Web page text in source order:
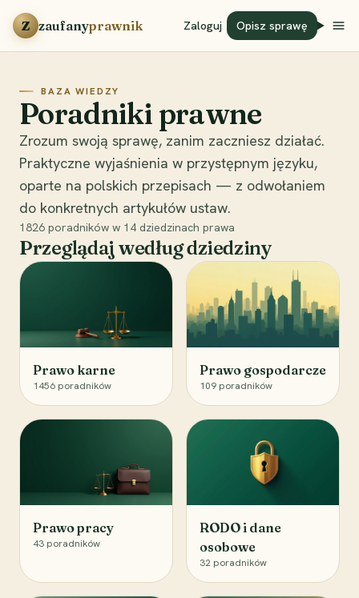
Przejdź do treści
Z zaufanyprawnik Zaloguj Opisz sprawę
BAZA WIEDZY
Poradniki prawne
Zrozum swoją sprawę, zanim zaczniesz działać.
Praktyczne wyjaśnienia w przystępnym języku,
oparte na polskich przepisach — z odwołaniem
do konkretnych artykułów ustaw.
1826 poradników w 14 dziedzinach prawa
Przeglądaj według dziedziny
Prawo karne
1456 poradników
Prawo gospodarcze
109 poradników
Prawo pracy
43 poradników
RODO i dane
osobowe
32 poradników